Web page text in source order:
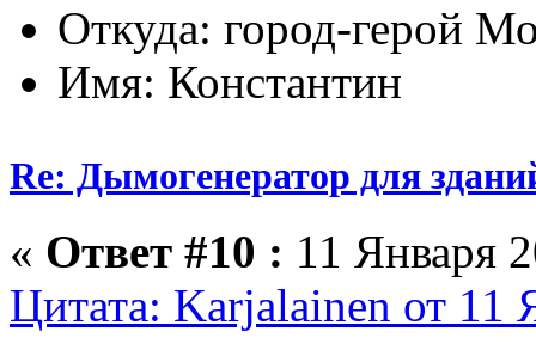
Откуда: город-герой
Имя: Константин
Re: Дымогенератор для
« Ответ #10 : 11 Января
Цитата: Karjalainen от 11